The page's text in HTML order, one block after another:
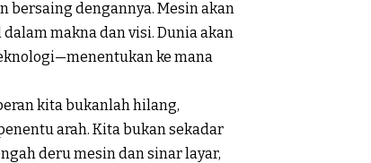
bersaing dengannya. Mesin akan
makna dan visi. Dunia akan
ke mana
kita bukanlah hilang,
arah. Kita bukan sekadar
deru mesin dan sinar layar,